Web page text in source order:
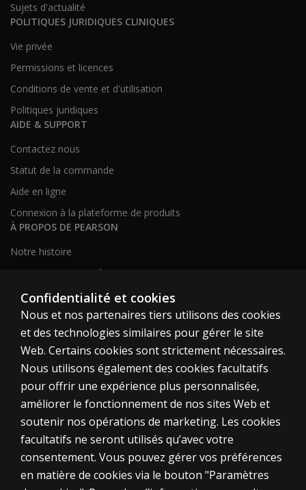
Sujets d'actualité
POLITIQUES JURIDIQUES CLINIQUES
Vie privée
Permissions et licences
Conditions de vente et d'utilisation
Politiques juridiques
AIDE & SUPPORT
Contactez nous
Statut de la commande
Aide en ligne
Connexion à la plateforme de produits
À PROPOS DE PEARSON
Notre histoire
Notre site corporatif
À propos de nous
Plan du site
Canada
Témoins
Conditions d'utilisation
Confidentialité et cookies
Nous et nos partenaires tiers utilisons des cookies
et des technologies similaires pour gérer le site
Web. Certains cookies sont strictement nécessaires.
Nous utilisons également des cookies facultatifs
pour offrir une expérience plus personnalisée,
améliorer le fonctionnement de nos sites Web et
soutenir nos opérations de marketing. Les cookies
facultatifs ne seront utilisés qu’avec votre
consentement. Vous pouvez gérer vos préférences
en matière de cookies via le bouton "Paramètres